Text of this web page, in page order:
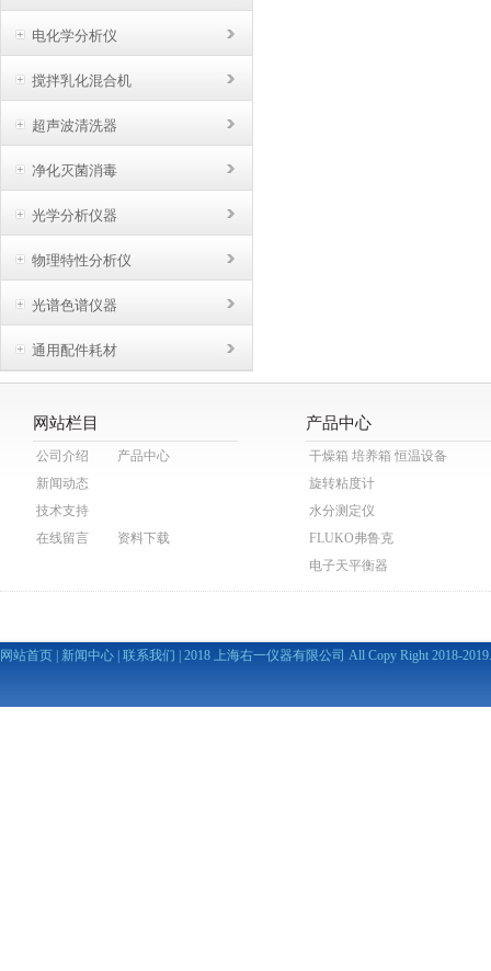
电化学分析仪
搅拌乳化混合机
超声波清洗器
净化灭菌消毒
光学分析仪器
物理特性分析仪
光谱色谱仪器
通用配件耗材
网站栏目
公司介绍
产品中心
新闻动态
技术支持
在线留言
资料下载
产品中心
干燥箱 培养箱 恒温设备
旋转粘度计
水分测定仪
FLUKO弗鲁克
电子天平衡器
网站首页 新闻中心 联系我们 | 2018 上海右一仪器有限公司 All Copy Right 2018-